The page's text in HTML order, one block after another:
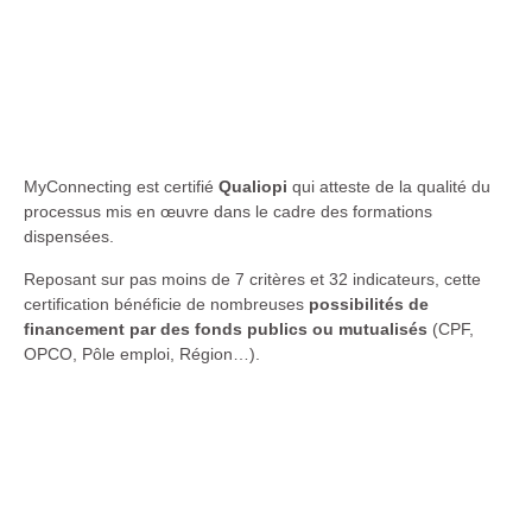
MyConnecting est certifié Qualiopi qui atteste de la qualité du
processus mis en œuvre dans le cadre des formations
dispensées.
Reposant sur pas moins de 7 critères et 32 indicateurs, cette
certification bénéficie de nombreuses possibilités de
financement par des fonds publics ou mutualisés (CPF,
OPCO, Pôle emploi, Région…).